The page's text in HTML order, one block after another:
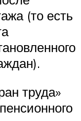
(то есть
труда»